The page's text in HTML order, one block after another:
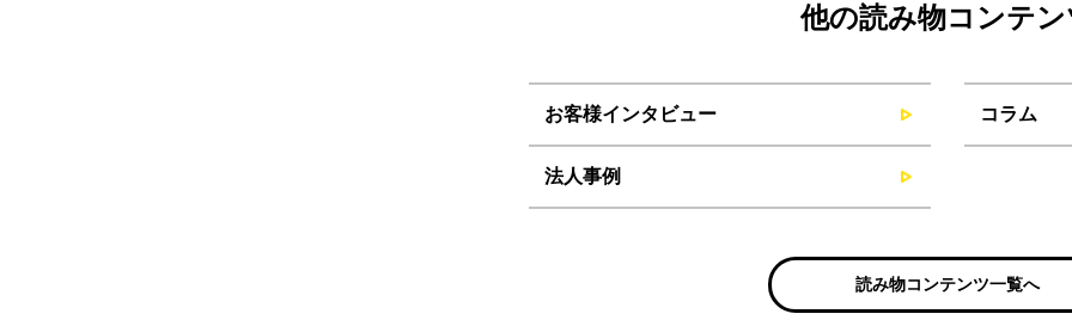
他の読み物コンテン
お客様インタビュー コラム
法人事例
読み物コンテンツ一覧へ